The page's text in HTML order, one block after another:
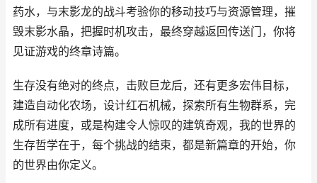
药水，与末影龙的战斗考验你的移动技巧与资源管理，摧
毁末影水晶，把握时机攻击，最终穿越返回传送门，你将
见证游戏的终章诗篇。
生存没有绝对的终点，击败巨龙后，还有更多宏伟目标，
建造自动化农场，设计红石机械，探索所有生物群系，完
成所有进度，或是构建令人惊叹的建筑奇观，我的世界的
生存哲学在于，每个挑战的结束，都是新篇章的开始，你
的世界由你定义。